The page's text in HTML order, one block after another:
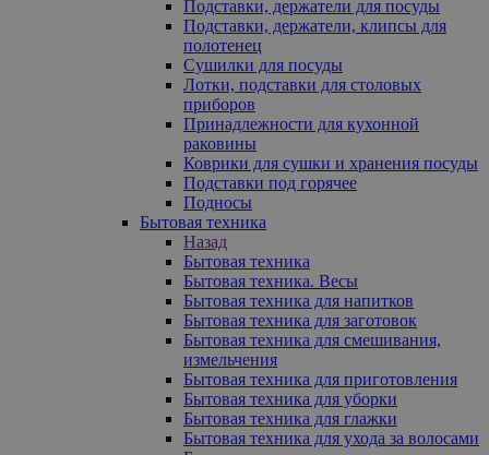
Подставки, держатели для посуды
Подставки, держатели, клипсы для
полотенец
Сушилки для посуды
Лотки, подставки для столовых
приборов
Принадлежности для кухонной
раковины
Коврики для сушки и хранения посуды
Подставки под горячее
Подносы
Бытовая техника
Назад
Бытовая техника
Бытовая техника. Весы
Бытовая техника для напитков
Бытовая техника для заготовок
Бытовая техника для смешивания,
измельчения
Бытовая техника для приготовления
Бытовая техника для уборки
Бытовая техника для глажки
Бытовая техника для ухода за волосами